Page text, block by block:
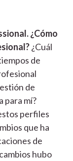
¿Cómo
¿Cuál
de
de
para mí?
perfiles
que ha
de
hubo